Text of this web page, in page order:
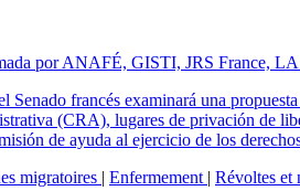
por ANAFÉ, GISTI, JRS France,
Senado francés examinará una
(CRA), lugares de privación de
de ayuda al ejercicio de los
migratoires | Enfermement | Révoltes et